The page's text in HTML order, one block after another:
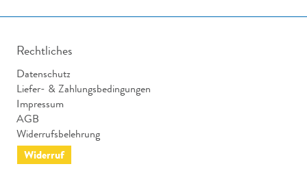
Rechtliches
Datenschutz
Liefer- & Zahlungsbedingungen
Impressum
AGB
Widerrufsbelehrung
Widerruf